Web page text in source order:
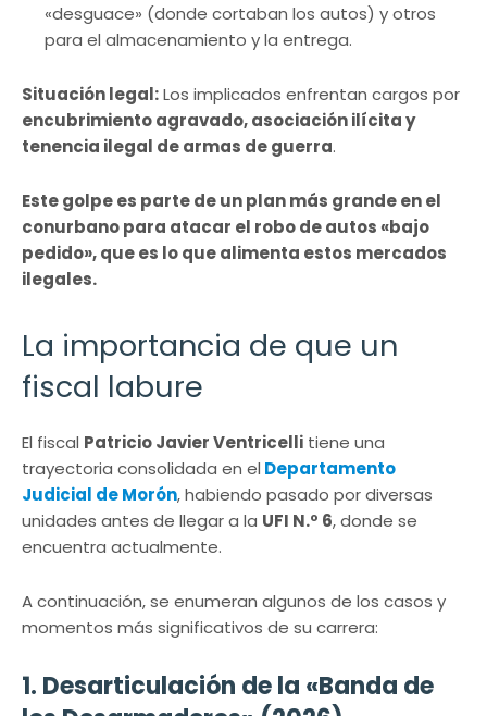
«desguace» (donde cortaban los autos) y otros
para el almacenamiento y la entrega.
Situación legal:Los implicados enfrentan cargos por
encubrimiento agravado, asociación ilícita y
tenencia ilegal de armas de guerra.
Este golpe es parte de un plan más grande en el
conurbano para atacar el robo de autos «bajo
pedido», que es lo que alimenta estos mercados
ilegales.
La importancia de que un
fiscal labure
El fiscal Patricio Javier Ventricelli tiene una
trayectoria consolidada en el Departamento
Judicial de Morón, habiendo pasado por diversas
unidades antes de llegar a la UFI N.º 6, donde se
encuentra actualmente.
A continuación, se enumeran algunos de los casos y
momentos más significativos de su carrera:
1. Desarticulación de la «Banda de